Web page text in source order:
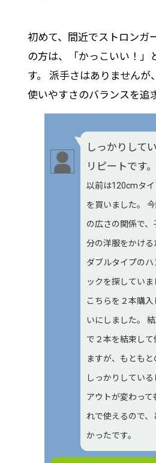
初めて、間近でストロンガ
の方は、「かっこいい！」
す。 派手さはありませんが
使いやすさのバランスを追
しっかりしてい
リピートです。
以前は120cmタイ
を買いました。
の広さの関係で、
分の洋服をかける
ダブルタイプのハ
ックを探していま
こちらを２本購入
いにしました。
で２本を結束して
ますが、もともと
しっかりしている
アウトが変わって
れで使えるので、
かったです。